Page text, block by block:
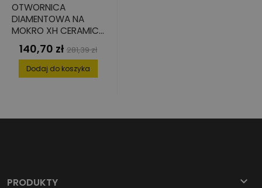
OTWORNICA
DIAMENTOWA NA
MOKRO XH CERAMICS
54 MM
Cena
140,70 zł Cena
podstawowa
281,39 zł
Dodaj do koszyka
PRODUKTY 